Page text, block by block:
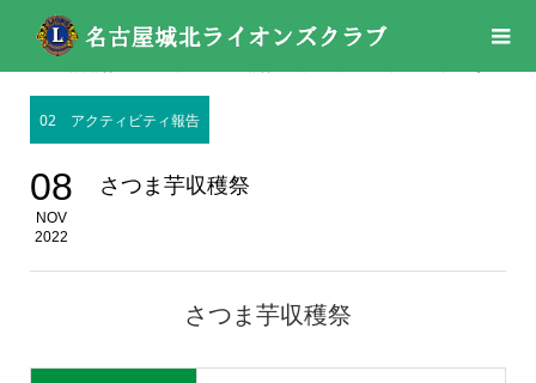
02 アクティビティ報告
08
NOV
2022
さつま芋収穫祭
さつま芋収穫祭